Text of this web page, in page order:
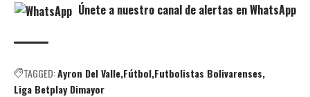
Únete a nuestro canal de alertas en WhatsApp
TAGGED:Ayron Del Valle Fútbol Futbolistas Bolivarenses
Liga Betplay Dimayor